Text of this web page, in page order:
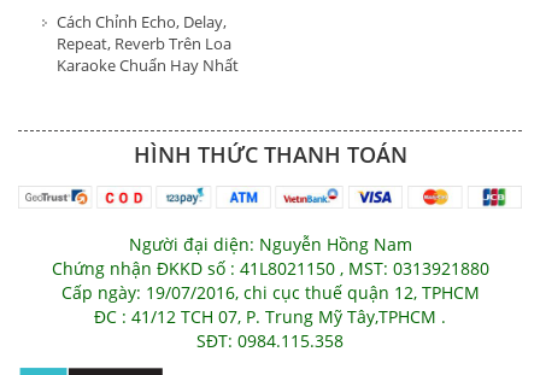
Cách Chỉnh Echo, Delay,
Repeat, Reverb Trên Loa
Karaoke Chuẩn Hay Nhất
HÌNH THỨC THANH TOÁN
Người đại diện: Nguyễn Hồng Nam
Chứng nhận ĐKKD số : 41L8021150 , MST: 0313921880
Cấp ngày: 19/07/2016, chi cục thuế quận 12, TPHCM
ĐC : 41/12 TCH 07, P. Trung Mỹ Tây,TPHCM .
SĐT: 0984.115.358